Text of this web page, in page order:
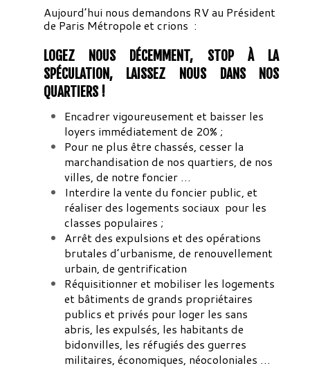
Aujourd’hui nous demandons RV au Président
de Paris Métropole et crions :
LOGEZ NOUS DÉCEMMENT, STOP À LA
SPÉCULATION, LAISSEZ NOUS DANS NOS
QUARTIERS!
Encadrer vigoureusement et baisser les
loyers immédiatement de 20% ;
Pour ne plus être chassés, cesser la
marchandisation de nos quartiers, de nos
villes, de notre foncier …
Interdire la vente du foncier public, et
réaliser des logements sociaux pour les
classes populaires ;
Arrêt des expulsions et des opérations
brutales d’urbanisme, de renouvellement
urbain, de gentrification
Réquisitionner et mobiliser les logements
et bâtiments de grands propriétaires
publics et privés pour loger les sans
abris, les expulsés, les habitants de
bidonvilles, les réfugiés des guerres
militaires, économiques, néocoloniales …